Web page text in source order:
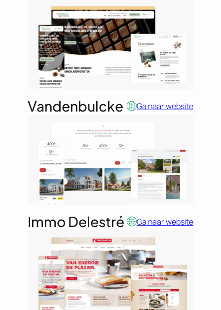
Vandenbulcke Ga naar website
Immo Delestré Ga naar website